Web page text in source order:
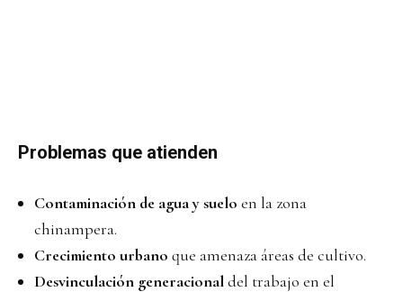
Problemas que atienden
Contaminación de agua y suelo en la zona
chinampera.
Crecimiento urbano que amenaza áreas de cultivo.
Desvinculación generacionaldel trabajo en el